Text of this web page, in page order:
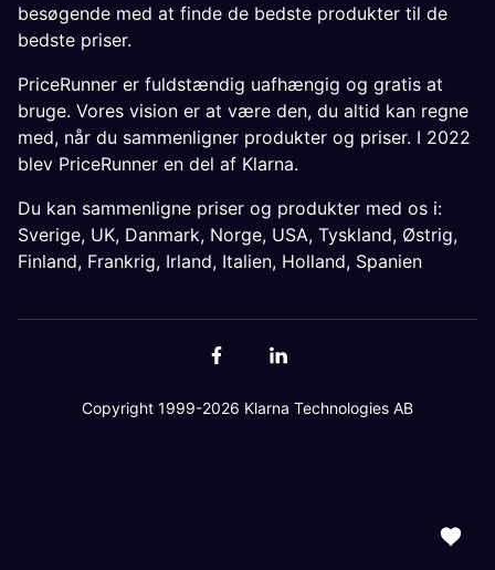
besøgende med at finde de bedste produkter til de
bedste priser.
PriceRunner er fuldstændig uafhængig og gratis at
bruge. Vores vision er at være den, du altid kan regne
med, når du sammenligner produkter og priser. I 2022
blev PriceRunner en del af Klarna.
Du kan sammenligne priser og produkter med os i:
Sverige, UK, Danmark, Norge, USA, Tyskland, Østrig,
Finland, Frankrig, Irland, Italien, Holland, Spanien
Copyright 1999-2026 Klarna Technologies AB